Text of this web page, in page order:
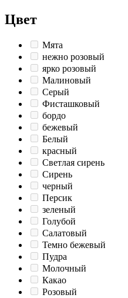
Цвет
Мята
нежно розовый
ярко розовый
Малиновый
Серый
Фисташковый
бордо
бежевый
Белый
красный
Светлая сирень
Сирень
черный
Персик
зеленый
Голубой
Салатовый
Темно бежевый
Пудра
Молочный
Какао
Розовый